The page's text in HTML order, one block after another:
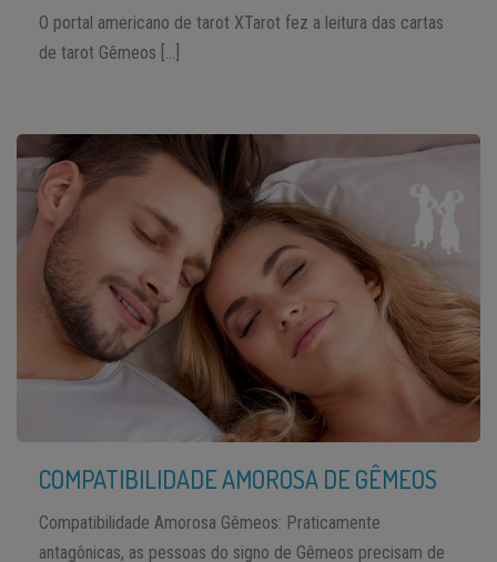
O portal americano de tarot XTarot fez a leitura das cartas
de tarot Gêmeos […]
COMPATIBILIDADE AMOROSA DE GÊMEOS
Compatibilidade Amorosa Gêmeos: Praticamente
antagônicas, as pessoas do signo de Gêmeos precisam de